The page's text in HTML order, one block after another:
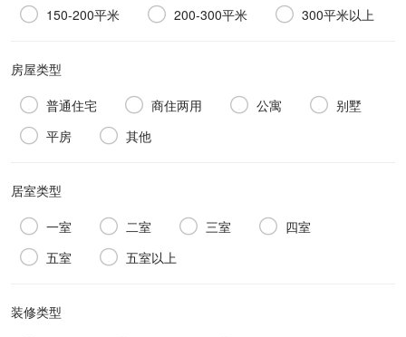
 150-200平米  200-300平米  300平米以上
房屋类型
 普通住宅  商住两用  公寓  别墅
 平房  其他
居室类型
 一室  二室  三室  四室
 五室  五室以上
装修类型